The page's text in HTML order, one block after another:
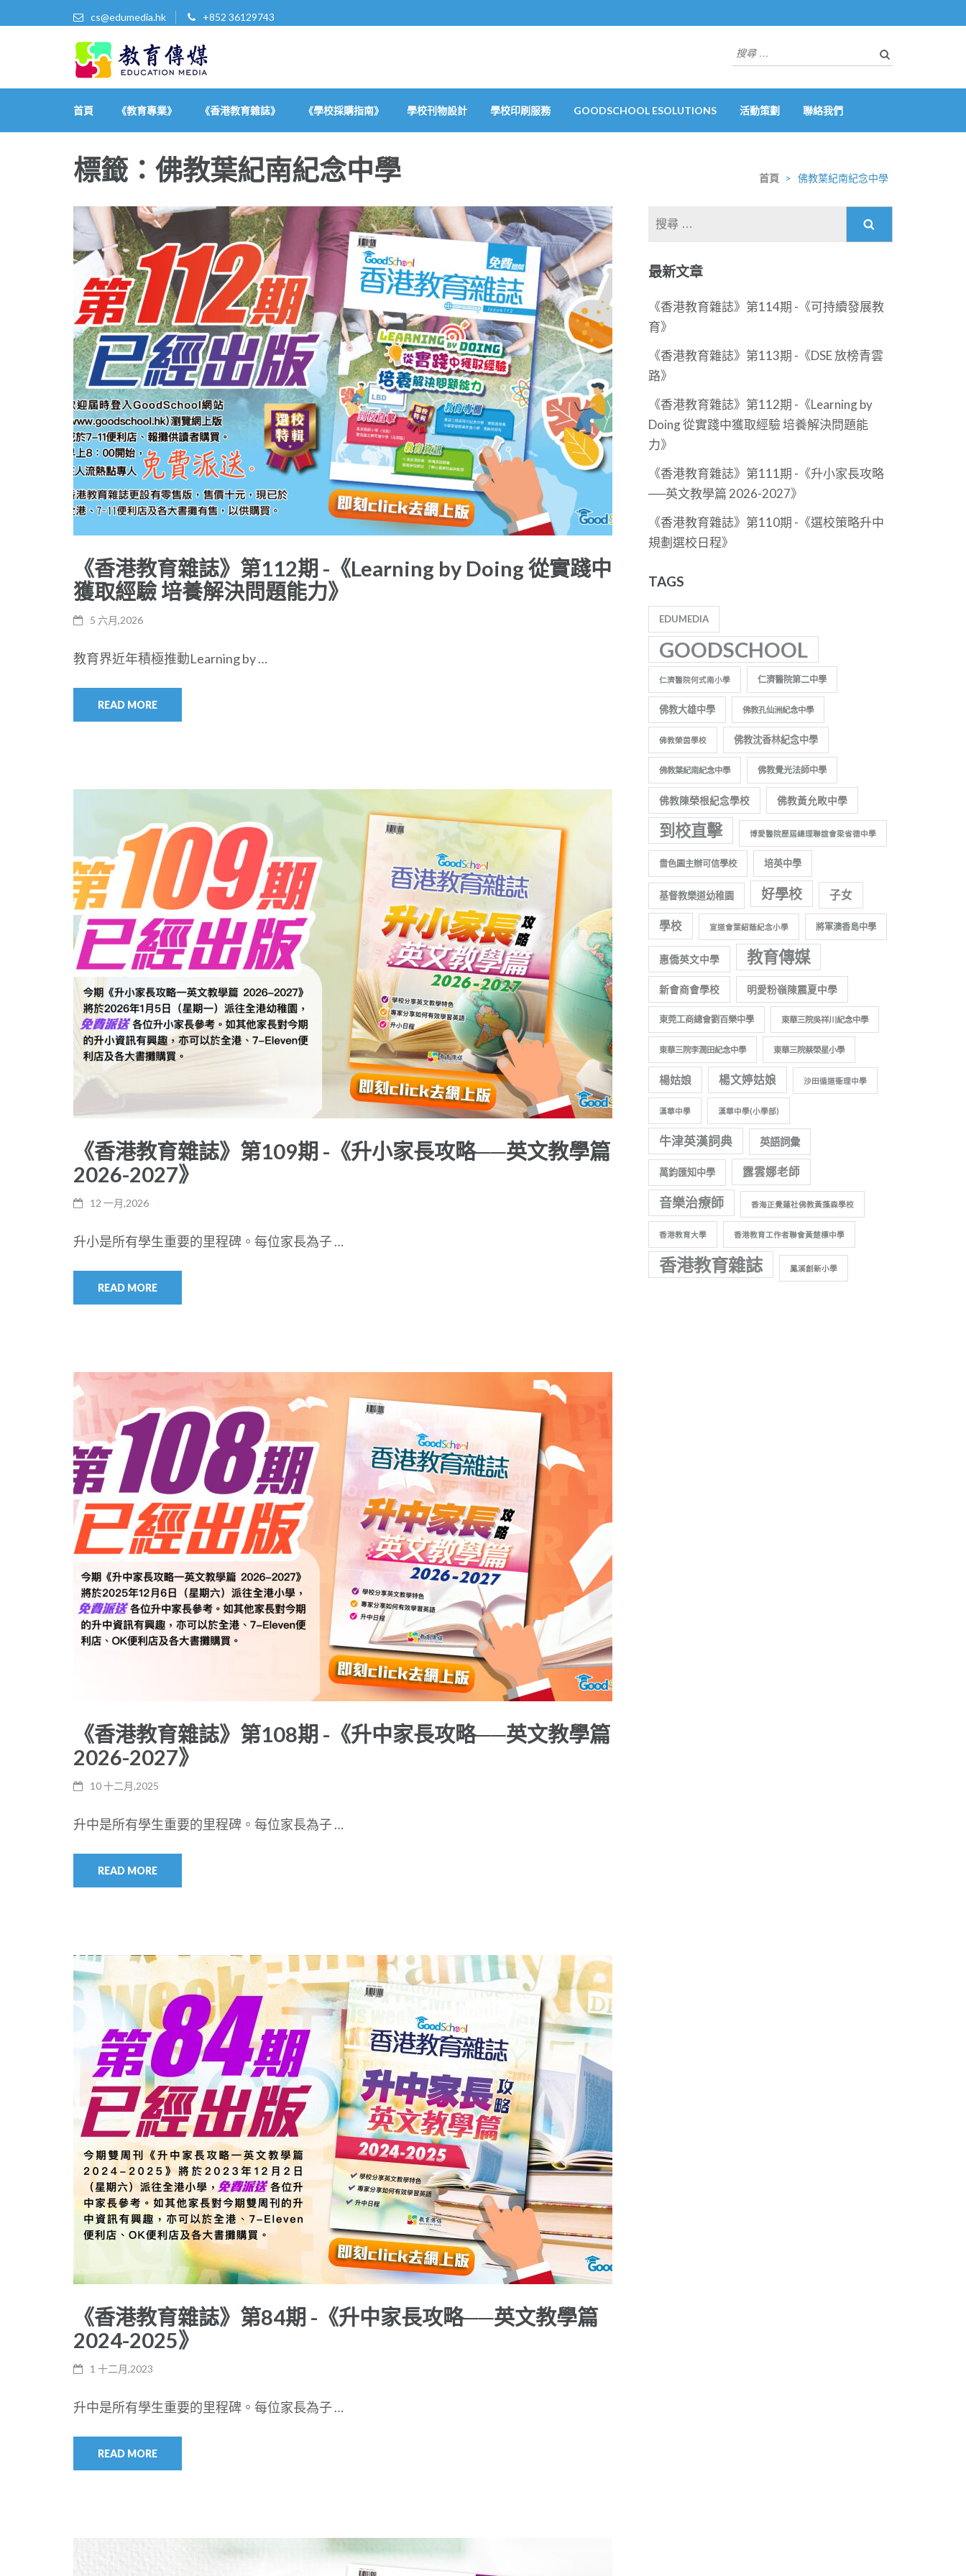
cs@edumedia.hk +852 36129743
教育傳媒集團有限公司
搜
尋
關
於：
首頁 《教育專業》 《香港教育雜誌》 《學校採購指南》 學校刊物設計 學校印刷服務 GOODSCHOOL ESOLUTIONS 活動策劃 聯絡我們
標籤：佛教葉紀南紀念中學 首頁 > 佛教葉紀南紀念中學
《香港教育雜誌》第112期 -《Learning by Doing 從實踐中
獲取經驗 培養解決問題能力》
5 六月,2026
教育界近年積極推動Learning by …
READ MORE
《香港教育雜誌》第109期 -《升小家長攻略──英文教學篇
2026-2027》
12 一月,2026
升小是所有學生重要的里程碑。每位家長為子 …
READ MORE
《香港教育雜誌》第108期 -《升中家長攻略──英文教學篇
2026-2027》
10 十二月,2025
升中是所有學生重要的里程碑。每位家長為子 …
READ MORE
《香港教育雜誌》第84期 -《升中家長攻略──英文教學篇
2024-2025》
1 十二月,2023
升中是所有學生重要的里程碑。每位家長為子 …
READ MORE
最新文章
《香港教育雜誌》第114期 -《可持續發展教
育》
《香港教育雜誌》第113期 -《DSE 放榜青雲
路》
《香港教育雜誌》第112期 -《Learning by
Doing 從實踐中獲取經驗 培養解決問題能
力》
《香港教育雜誌》第111期 -《升小家長攻略
──英文教學篇 2026-2027》
《香港教育雜誌》第110期 -《選校策略升中
規劃選校日程》
TAGS
EDUMEDIA
GOODSCHOOL
仁濟醫院何式南小學 仁濟醫院第二中學
佛教大雄中學 佛教孔仙洲紀念中學
佛教榮茵學校 佛教沈香林紀念中學
佛教葉紀南紀念中學 佛教覺光法師中學
佛教陳榮根紀念學校 佛教黃允畋中學
到校直擊 博愛醫院歷屆總理聯誼會梁省德中學
嗇色園主辦可信學校 培英中學
基督教樂道幼稚園 好學校 子女
學校 宣道會葉紹蔭紀念小學 將軍澳香島中學
惠僑英文中學 教育傳媒
新會商會學校 明愛粉嶺陳震夏中學
東莞工商總會劉百樂中學 東華三院吳祥川紀念中學
東華三院李潤田紀念中學 東華三院蔡榮星小學
楊姑娘 楊文婷姑娘 沙田循道衞理中學
漢華中學 漢華中學(小學部)
牛津英漢詞典 英語詞彙
萬鈞匯知中學 露雲娜老師
音樂治療師 香海正覺蓮社佛教黃藻森學校
香港教育大學 香港教育工作者聯會黃楚標中學
香港教育雜誌 鳳溪創新小學